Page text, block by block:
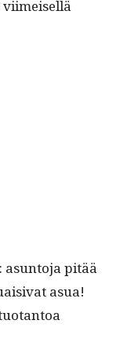
asun­to­ja pitää
asua!